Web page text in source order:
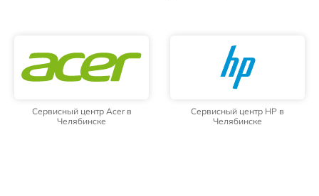
Сервисный центр Acer в
Челябинске
Сервисный центр HP в
Челябинске